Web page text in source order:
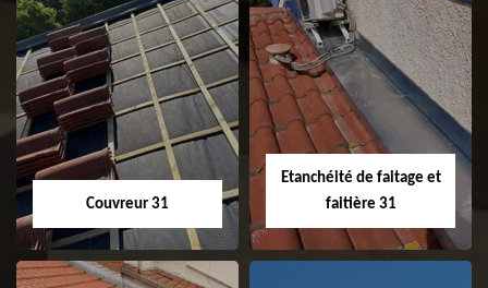
Couvreur 31
Etanchéité de faitage et
faitière 31